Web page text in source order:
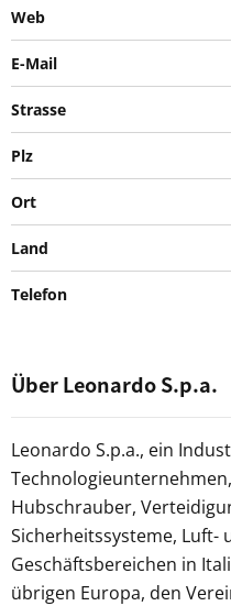
Web
E-Mail
Strasse
Plz
Ort
Land
Telefon
Über Leonardo S.p.a.
Leonardo S.p.a., ein
Hubschrauber,
Sicherheitssysteme, Luft-
Geschäftsbereichen in
übrigen Europa, den